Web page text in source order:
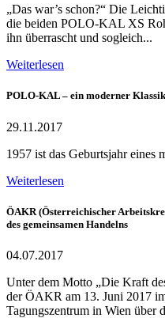
„Das war’s schon?“ Die
die beiden POLO-KAL XS
ihn überrascht und sogleich...
Weiterlesen
POLO-KAL – ein moderner
29.11.2017
1957 ist das Geburtsjahr
Weiterlesen
ÖAKR (Österreichischer
des gemeinsamen Handelns
04.07.2017
Unter dem Motto „Die Kraft
der ÖAKR am 13. Juni 2017
Tagungszentrum in Wien über